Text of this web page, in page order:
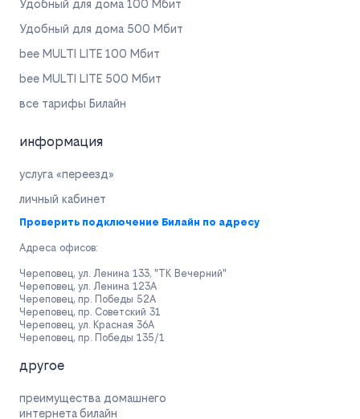
Удобный для дома 100 Мбит
Удобный для дома 500 Мбит
bee MULTI LITE 100 Мбит
bee MULTI LITE 500 Мбит
все тарифы Билайн
информация
услуга «переезд»
личный кабинет
Проверить подключение Билайн по адресу
Адреса офисов:
Череповец, ул. Ленина 133, "ТК Вечерний"
Череповец, ул. Ленина 123А
Череповец, пр. Победы 52А
Череповец, пр. Советский 31
Череповец, ул. Красная 36А
Череповец, пр. Победы 135/1
другое
преимущества домашнего
интернета билайн